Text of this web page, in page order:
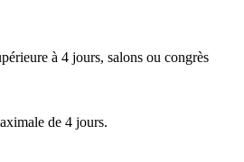
à 4 jours, salons ou congrès
de 4 jours.